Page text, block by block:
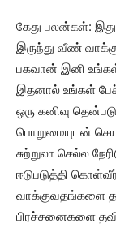
கேது பலன்கள்:
இருந்து வீண்
பகவான் இனி
இதனால் உங்கள்
ஒரு கனிவு
பொறுமையுடன்
சுற்றுலா செல்ல
ஈடுபடுத்தி
வாக்குவதங்களை
பிரச்சனைகளை